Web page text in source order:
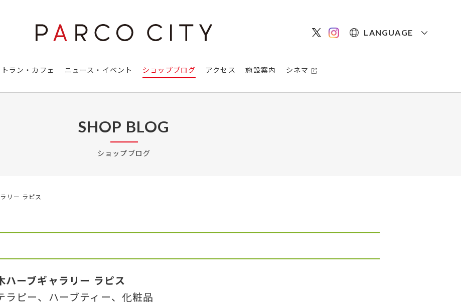
LANGUAGE
トラン・カフェ ニュース・イベント ショップブログ アクセス 施設案内 シネマ
SHOP BLOG
ショップブログ
リー ラピス
ハーブギャラリー ラピス
ラピー、ハーブティー、化粧品